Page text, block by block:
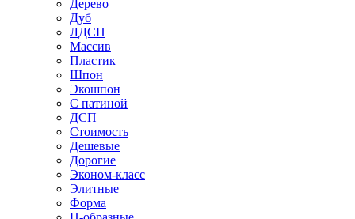
Дерево
Дуб
ЛДСП
Массив
Пластик
Шпон
Экошпон
С патиной
ДСП
Стоимость
Дешевые
Дорогие
Эконом-класс
Элитные
Форма